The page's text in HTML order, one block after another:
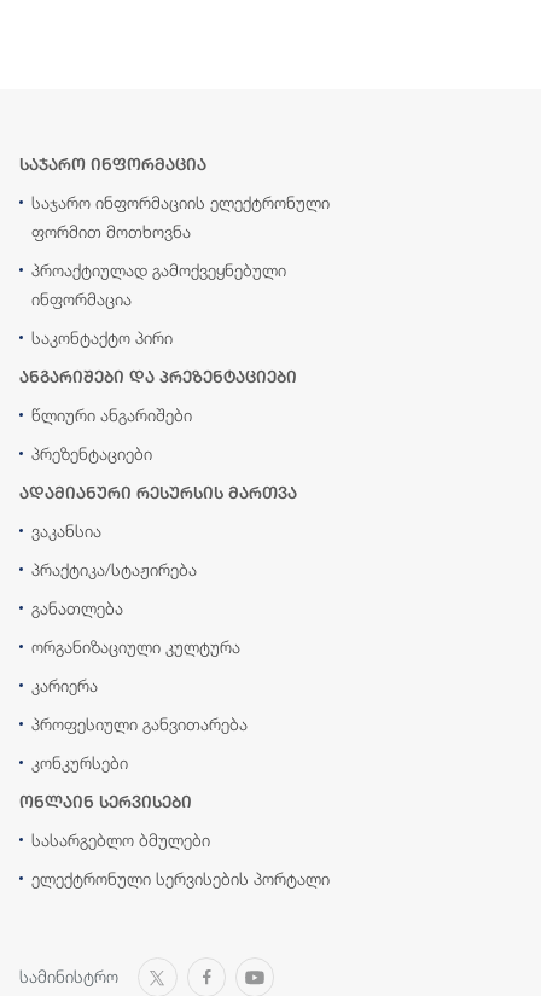
საჯარო ინფორმაცია
საჯარო ინფორმაციის ელექტრონული
ფორმით მოთხოვნა
პროაქტიულად გამოქვეყნებული
ინფორმაცია
საკონტაქტო პირი
ანგარიშები და პრეზენტაციები
წლიური ანგარიშები
პრეზენტაციები
ადამიანური რესურსის მართვა
ვაკანსია
პრაქტიკა/სტაჟირება
განათლება
ორგანიზაციული კულტურა
კარიერა
პროფესიული განვითარება
კონკურსები
ონლაინ სერვისები
სასარგებლო ბმულები
ელექტრონული სერვისების პორტალი
სამინისტრო